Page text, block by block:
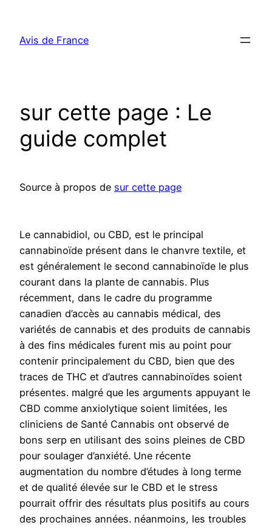
contenu
Avis de France
sur cette page : Le
guide complet
Source à propos de sur cette page
Le cannabidiol, ou CBD, est le principal
cannabinoïde présent dans le chanvre textile, et
est généralement le second cannabinoïde le plus
courant dans la plante de cannabis. Plus
récemment, dans le cadre du programme
canadien d’accès au cannabis médical, des
variétés de cannabis et des produits de cannabis
à des fins médicales furent mis au point pour
contenir principalement du CBD, bien que des
traces de THC et d’autres cannabinoïdes soient
présentes. malgré que les arguments appuyant le
CBD comme anxiolytique soient limitées, les
cliniciens de Santé Cannabis ont observé de
bons serp en utilisant des soins pleines de CBD
pour soulager d’anxiété. Une récente
augmentation du nombre d’études à long terme
et de qualité élevée sur le CBD et le stress
pourrait offrir des résultats plus positifs au cours
des prochaines années. néanmoins, les troubles